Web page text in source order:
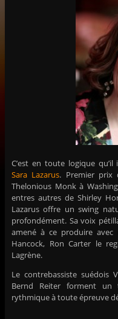
C’est en toute logique
Sara Lazarus. Premier prix
Thelonious Monk à
entres autres de Shirley
Lazarus offre un swing
profondément. Sa voix
amené à ce produire
Hancock, Ron Carter le
Lagrène.
Le contrebassiste suédois
Bernd Reiter forment un
rythmique à toute épreuve